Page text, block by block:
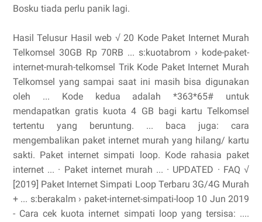
Bosku tiada perlu panik lagi.
Hasil Telusur Hasil web √ 20 Kode Paket Internet Murah
Telkomsel 30GB Rp 70RB ... s:kuotabrom › kode-paket-
internet-murah-telkomsel Trik Kode Paket Internet Murah
Telkomsel yang sampai saat ini masih bisa digunakan
oleh ... Kode kedua adalah *363*65# untuk
mendapatkan gratis kuota 4 GB bagi kartu Telkomsel
tertentu yang beruntung. ... baca juga: cara
mengembalikan paket internet murah yang hilang/ kartu
sakti. Paket internet simpati loop. ‎Kode rahasia paket
internet ... · ‎Paket internet murah ... · ‎UPDATED · ‎FAQ √
[2019] Paket Internet Simpati Loop Terbaru 3G/4G Murah
+ ... s:berakalm › paket-internet-simpati-loop 10 Jun 2019
- Cara cek kuota internet simpati loop yang tersisa: ....